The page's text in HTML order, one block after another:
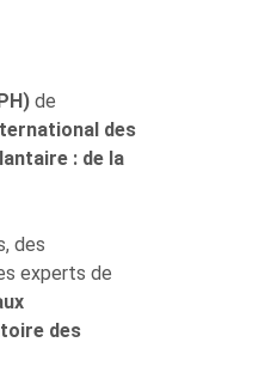
de
des
: de la
des
experts de
des